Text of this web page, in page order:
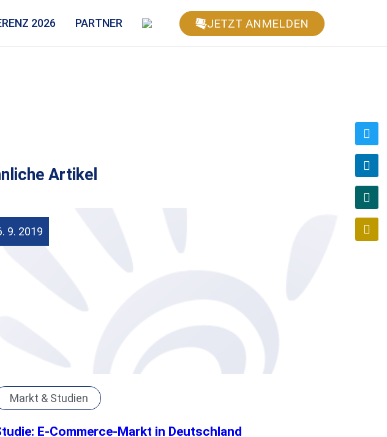
2026 PARTNER JETZT ANMELDEN
Artikel
9. 2019
Markt & Studien
E-Commerce-Markt in Deutschland